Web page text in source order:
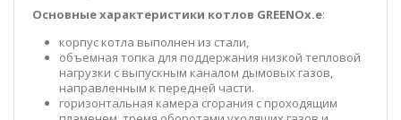
Основные характеристики котлов GREENOx.e:
корпус котла выполнен из стали,
объемная топка для поддержания низкой тепловой
нагрузки с выпускным каналом дымовых газов,
направленным к передней части.
горизонтальная камера сгорания с проходящим